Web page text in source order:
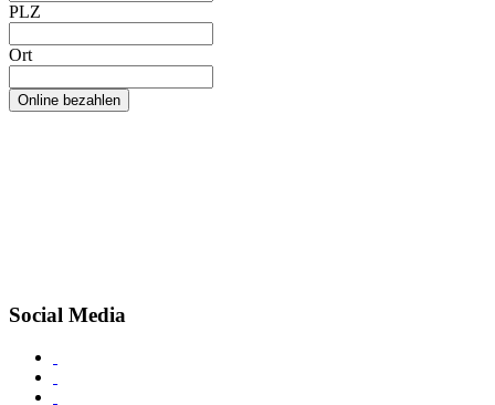
PLZ
Ort
Social Media